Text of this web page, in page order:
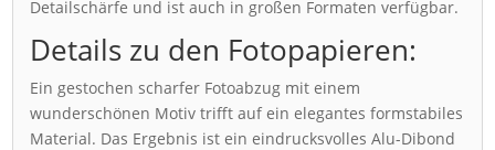
Detailschärfe und ist auch in großen Formaten verfügbar.
Details zu den Fotopapieren:
Ein gestochen scharfer Fotoabzug mit einem
wunderschönen Motiv trifft auf ein elegantes formstabiles
Material. Das Ergebnis ist ein eindrucksvolles Alu-Dibond